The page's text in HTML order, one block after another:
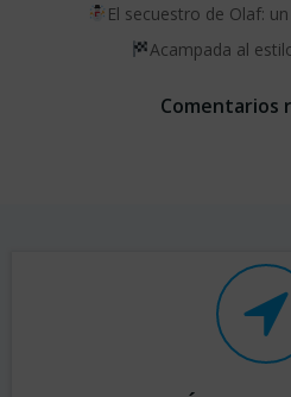
El secuestro de Olaf:
Acampada al
Comentarios